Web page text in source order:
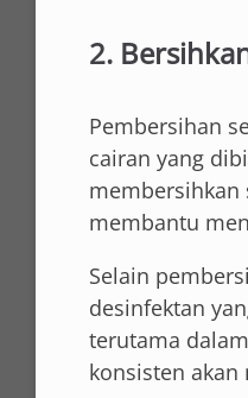
2.
Pembersihan
cairan yang
membersihkan
membantu
Selain
desinfektan
terutama
konsisten akan